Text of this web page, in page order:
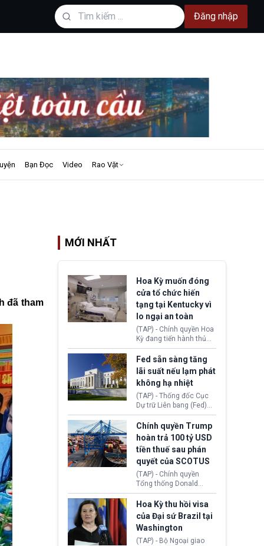
Đăng nhập
Bạn Đọc Video Rao Vặt
đã tham
MỚI NHẤT
Hoa Kỳ muốn đóng
cửa tổ chức hiến
tạng tại Kentucky vì
lo ngại an toàn
(TAP) - Chính quyền Hoa
Kỳ đang tiến hành thủ
tục thu hồi chứng nhận
hoạt động của tổ chức
hiến tạng Network for
Hope (bang Kentucky).
Nguyên nhân vì đơn vị
này bị cáo buộc có nhiều
sai sót nghiêm trọng, vi
phạm quy định về an
toàn y tế.
Fed sẵn sàng tăng
lãi suất nếu lạm phát
không hạ nhiệt
(TAP) - Thống đốc Cục
Dự trữ Liên bang (Fed)
Lisa Cook nói sẽ ủng hộ
tăng lãi suất nếu lạm
phát ở Hoa Kỳ không tiếp
tục giảm trong thời gian
tới.
Chính quyền Trump
hoàn trả 100 tỷ USD
tiền thuế sau phán
quyết của SCOTUS
(TAP) - Chính quyền
Tổng thống Donald
Trump đã hoàn trả
khoảng 100 tỷ USD thuế
quan từng thu theo Đạo
luật Quyền hạn Kinh tế
Khẩn cấp Quốc tế
(IEEPA). Động thái này
Hoa Kỳ thu hồi visa
của Đại sứ Brazil tại
Washington
(TAP) - Bộ Ngoại giao